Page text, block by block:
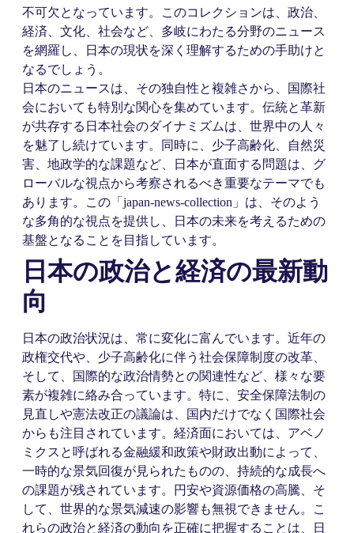
不可欠となっています。このコレクションは、政治、
経済、文化、社会など、多岐にわたる分野のニュース
を網羅し、日本の現状を深く理解するための手助けと
なるでしょう。
日本のニュースは、その独自性と複雑さから、国際社
会においても特別な関心を集めています。伝統と革新
が共存する日本社会のダイナミズムは、世界中の人々
を魅了し続けています。同時に、少子高齢化、自然災
害、地政学的な課題など、日本が直面する問題は、グ
ローバルな視点から考察されるべき重要なテーマでも
あります。この「japan-news-collection」は、そのよう
な多角的な視点を提供し、日本の未来を考えるための
基盤となることを目指しています。
日本の政治と経済の最新動
向
日本の政治状況は、常に変化に富んでいます。近年の
政権交代や、少子高齢化に伴う社会保障制度の改革、
そして、国際的な政治情勢との関連性など、様々な要
素が複雑に絡み合っています。特に、安全保障法制の
見直しや憲法改正の議論は、国内だけでなく国際社会
からも注目されています。経済面においては、アベノ
ミクスと呼ばれる金融緩和政策や財政出動によって、
一時的な景気回復が見られたものの、持続的な成長へ
の課題が残されています。円安や資源価格の高騰、そ
して、世界的な景気減速の影響も無視できません。こ
れらの政治と経済の動向を正確に把握することは、日